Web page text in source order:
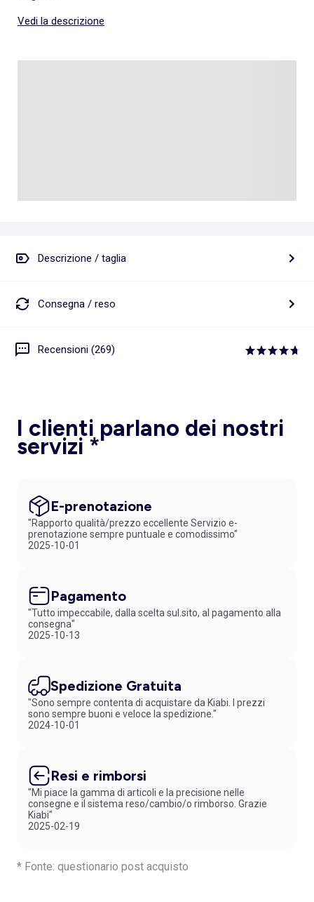
Vedi la descrizione
Descrizione / taglia
Consegna / reso
Recensioni (269)
I clienti parlano dei nostri
servizi *
E-prenotazione
"Rapporto qualità/prezzo eccellente Servizio e-
prenotazione sempre puntuale e comodissimo"
2025-10-01
Pagamento
"Tutto impeccabile, dalla scelta sul.sito, al pagamento alla
consegna"
2025-10-13
Spedizione Gratuita
"Sono sempre contenta di acquistare da Kiabi. I prezzi
sono sempre buoni e veloce la spedizione."
2024-10-01
Resi e rimborsi
"Mi piace la gamma di articoli e la precisione nelle
consegne e il sistema reso/cambio/o rimborso. Grazie
Kiabi"
2025-02-19
* Fonte: questionario post acquisto